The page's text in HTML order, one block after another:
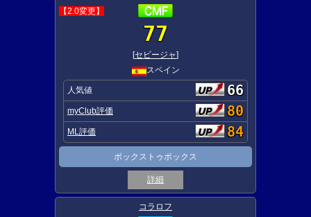
【2.0変更】
77
[セビージャ]
スペイン
人気値 66
myClub評価 80
ML評価 84
ボックストゥボックス
詳細
コラロフ